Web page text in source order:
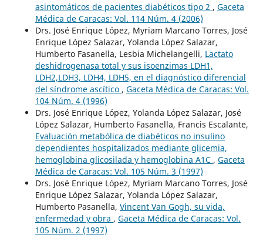
asintomáticos de pacientes diabéticos tipo 2 , Gaceta
Médica de Caracas: Vol. 114 Núm. 4 (2006)
Drs. José Enrique López, Myriam Marcano Torres, José
Enrique López Salazar, Yolanda López Salazar,
Humberto Fasanella, Lesbia Michelangelli, Lactato
deshidrogenasa total y sus isoenzimas LDH1,
LDH2,LDH3, LDH4, LDH5, en el diagnóstico diferencial
del síndrome ascítico , Gaceta Médica de Caracas: Vol.
104 Núm. 4 (1996)
Drs. José Enrique López, Yolanda López Salazar, José
López Salazar, Humberto Fasanella, Francis Escalante,
Evaluación metabólica de diabéticos no insulino
dependientes hospitalizados mediante glicemia,
hemoglobina glicosilada y hemoglobina A1C , Gaceta
Médica de Caracas: Vol. 105 Núm. 3 (1997)
Drs. José Enrique López, Myriam Marcano Torres, José
Enrique López Salazar, Yolanda López Salazar,
Humberto Pasanella, Vincent Van Gogh, su vida,
enfermedad y obra , Gaceta Médica de Caracas: Vol.
105 Núm. 2 (1997)